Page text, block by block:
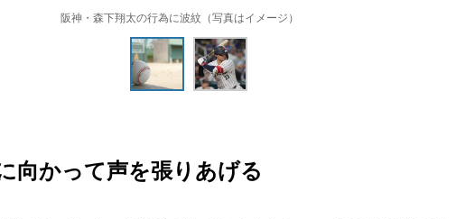
阪神・森下翔太の行為に波紋（写真はイメージ）
向かって声を張りあげる